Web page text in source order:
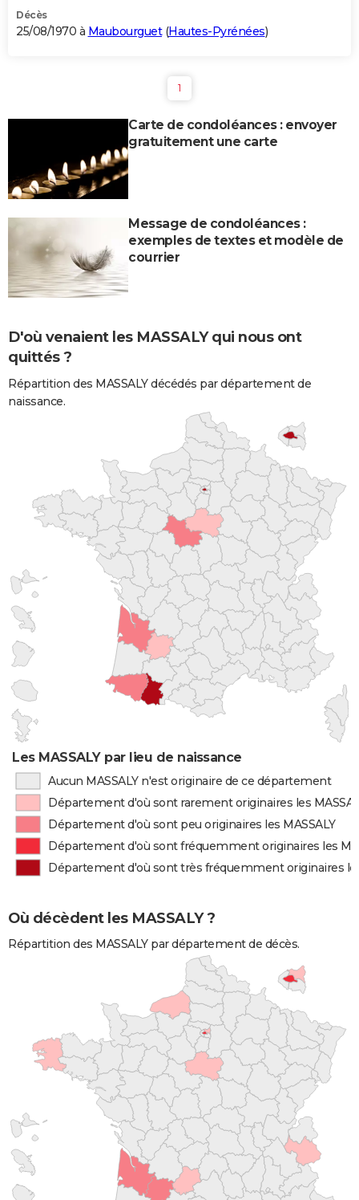
Décès
25/08/1970 à Maubourguet(Hautes-Pyrénées)
1
Carte de condoléances : envoyer
gratuitement une carte
Message de condoléances :
exemples de textes et modèle de
courrier
D'où venaient les MASSALY qui nous ont
quittés ?
Répartition des MASSALY décédés par département de
naissance.
Les MASSALY par lieu de naissance
Aucun MASSALY n'est originaire de ce département
Département d'où sont rarement originaires les
Département d'où sont peu originaires les MASSALY
Département d'où sont fréquemment originaires les
Département d'où sont très fréquemment originaires
Où décèdent les MASSALY ?
Répartition des MASSALY par département de décès.